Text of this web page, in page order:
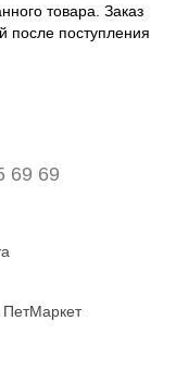
товара. Заказ
после поступления
69 69
ПетМаркет